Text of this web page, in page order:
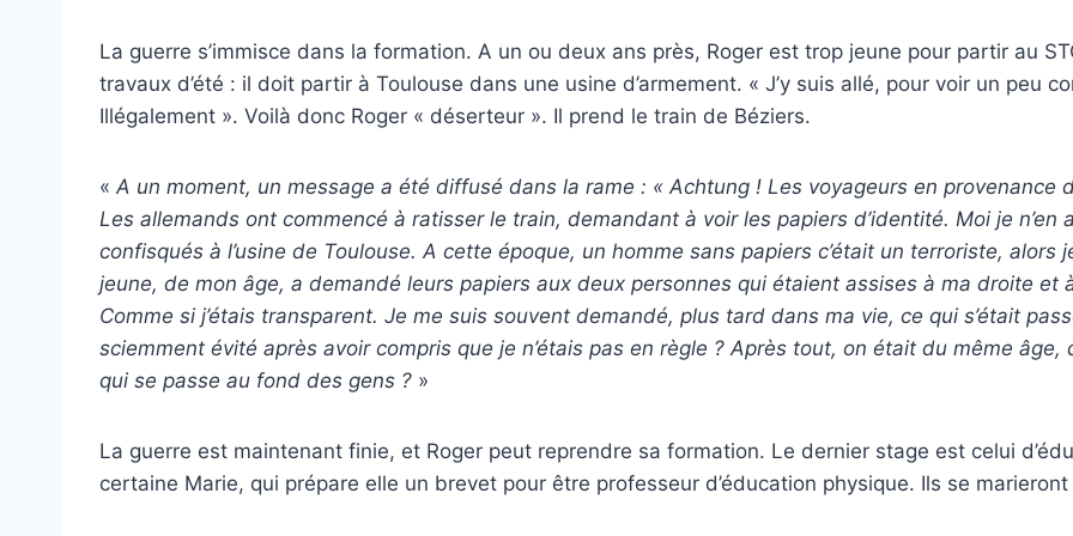
La guerre s’immisce dans la formation. A un ou deux ans près, Roger est trop jeune pour partir au
travaux d’été : il doit partir à Toulouse dans une usine d’armement. « J’y suis allé, pour voir un peu
Illégalement ». Voilà donc Roger « déserteur ». Il prend le train de Béziers.
« A un moment, un message a été diffusé dans la rame : « Achtung ! Les voyageurs en provenance
Les allemands ont commencé à ratisser le train, demandant à voir les papiers d’identité. Moi je n’en
confisqués à l’usine de Toulouse. A cette époque, un homme sans papiers c’était un terroriste, alors
jeune, de mon âge, a demandé leurs papiers aux deux personnes qui étaient assises à ma droite et
Comme si j’étais transparent. Je me suis souvent demandé, plus tard dans ma vie, ce qui s’était
sciemment évité après avoir compris que je n’étais pas en règle ? Après tout, on était du même
qui se passe au fond des gens ? »
La guerre est maintenant finie, et Roger peut reprendre sa formation. Le dernier stage est celui
certaine Marie, qui prépare elle un brevet pour être professeur d’éducation physique. Ils se